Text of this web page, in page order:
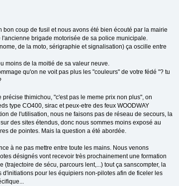
coup de fusil et nous avons été bien écouté par la mairie
brigade motorisée de sa police municipale.
de la moto, sérigraphie et signalisation) ça oscille entre
moins de la moitié de sa valeur neuve.
qu'on ne voit pas plus les "couleurs" de votre fédé "? tu
thimichou, "c'est pas le meme prix non plus", on
type CO400, sirac et peux-etre des feux WOODWAY
de l'utilisation, nous ne faisons pas de réseau de secours, la
des sites étendus, donc nous sommes moins exposé au
de pointes. Mais la question a été abordée.
à ne pas mettre entre toute les mains. Nous venons
désignés vont recevoir très prochainement une formation
de sécu, parcours lent,...) tout ça sanscompter, la
pour les équipiers non-pilotes afin de ficeler les